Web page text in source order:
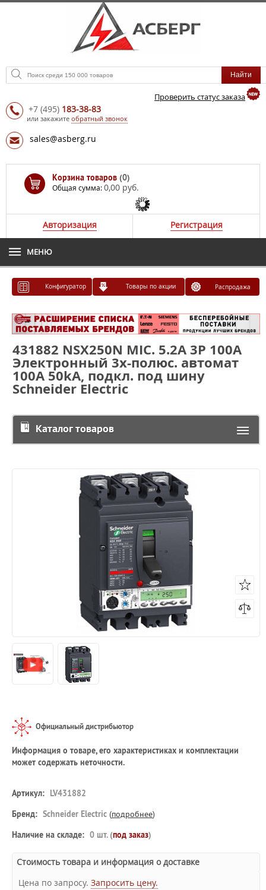
Проверить статус заказа
+7 (495) 183-38-83
или закажите обратный звонок
sales@asberg.ru
Корзина товаров (0)
Общая сумма:0,00 руб.
Авторизация Регистрация
МЕНЮ
Конфигуратор Товары по акции Распродажа
431882 NSX250N MIC. 5.2A 3P 100A
Электронный 3х-полюс. автомат
100A 50kA, подкл. под шину
Schneider Electric
Каталог товаров
Официальный дистрибьютор
Информация о товаре, его характеристиках и комплектации
может содержать неточности.
Артикул: LV431882
Бренд: Schneider Electric (подробнее)
Наличие на складе: 0 шт. (под заказ)
Стоимость товара и информация о доставке
Цена по запросу. Запросить цену.